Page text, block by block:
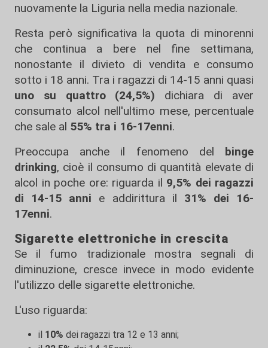
nuovamente la Liguria nella media nazionale.
Resta però significativa la quota di minorenni
che continua a bere nel fine settimana,
nonostante il divieto di vendita e consumo
sotto i 18 anni. Tra i ragazzi di 14-15 anni quasi
uno su quattro (24,5%) dichiara di aver
consumato alcol nell'ultimo mese, percentuale
che sale al 55% tra i 16-17enni.
Preoccupa anche il fenomeno del binge
drinking, cioè il consumo di quantità elevate di
alcol in poche ore: riguarda il 9,5% dei ragazzi
di 14-15 anni e addirittura il 31% dei 16-
17enni.
Sigarette elettroniche in crescita
Se il fumo tradizionale mostra segnali di
diminuzione, cresce invece in modo evidente
l'utilizzo delle sigarette elettroniche.
L'uso riguarda:
il 10% dei ragazzi tra 12 e 13 anni;